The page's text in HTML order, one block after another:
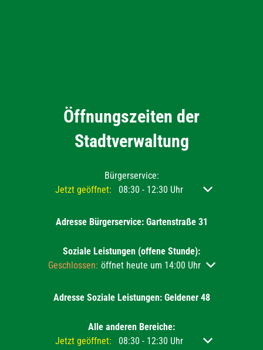
Öffnungszeiten der
Stadtverwaltung
Bürgerservice:
Klicken, um weitere Öffnungs- oder Schließzeiten
Jetzt geöffnet: 08:30 - 12:30 Uhr Von 08:30 bis
Adresse Bürgerservice: Gartenstraße 31
Soziale Leistungen (offene Stunde):
Klicken, um weitere Öffnungs- oder Schließzeiten
Geschlossen: öffnet heute um 14:00 Uhr
Adresse Soziale Leistungen: Geldener 48
Alle anderen Bereiche:
Klicken, um weitere Öffnungs- oder Schließzeiten
Jetzt geöffnet: 08:30 - 12:30 Uhr Von 08:30 bis